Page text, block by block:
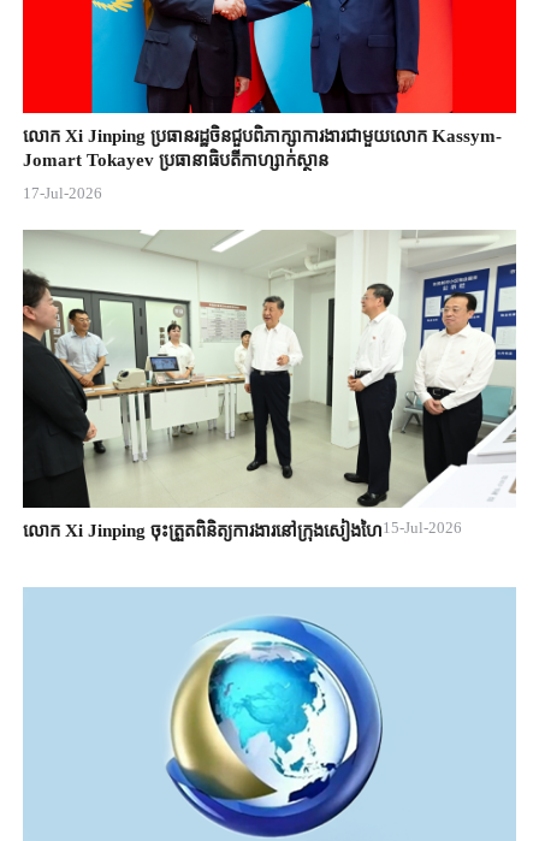
លោក Xi Jinping ប្រធានរដ្ឋចិន​ជួបពិភាក្សា​ការងារជាមួយ​លោក Kassym-
Jomart ​Tokayev ​ប្រធានាធិបតី​កាហ្សាក់ស្ថាន​
17-Jul-2026
លោក Xi Jinping ចុះត្រួតពិនិត្យការងារនៅក្រុងសៀងហៃ15-Jul-2026